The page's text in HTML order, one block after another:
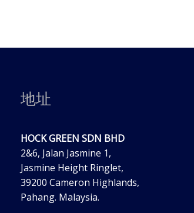
地址
HOCK GREEN SDN BHD
2&6, Jalan Jasmine 1,
Jasmine Height Ringlet,
39200 Cameron Highlands,
Pahang. Malaysia.